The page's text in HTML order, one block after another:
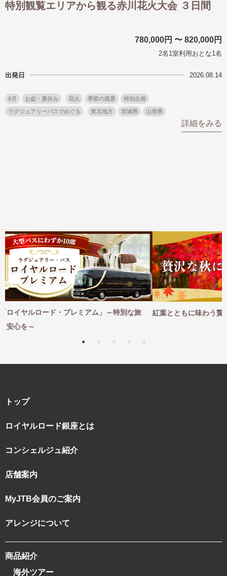
特別観覧エリアから観る赤川花火大会 ３日間
780,000円 〜 820,000円
2名1室利用おとな1名
出発日 2026.08.14
8月 お盆・夏休み 花火 季節の風景 特別企画
ラグジュアリーバスでめぐる 東北地方 宮城県 山形県
詳細をみる
旅 紅葉とともに味わう贅沢な秋旅｜紅葉×特別な体験 2026
トップ
ロイヤルロード銀座とは
コンシェルジュ紹介
店舗案内
MyJTB会員のご案内
アレンジについて
商品紹介
海外ツアー